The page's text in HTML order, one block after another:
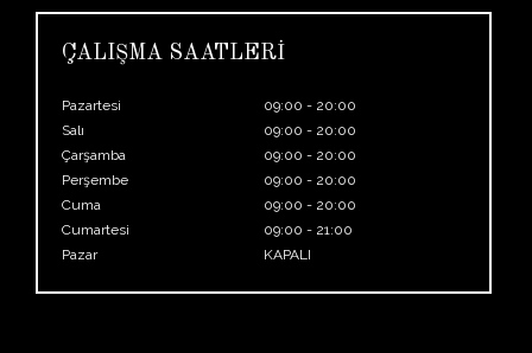
ÇALIŞMA SAATLERİ
Pazartesi
09:00 - 20:00
Salı
09:00 - 20:00
Çarşamba
09:00 - 20:00
Perşembe
09:00 - 20:00
Cuma
09:00 - 20:00
Cumartesi
09:00 - 21:00
Pazar
KAPALI